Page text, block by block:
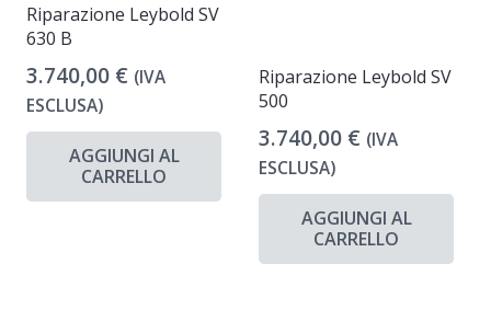
Riparazione Leybold SV
630 B
3.740,00 € (IVA
ESCLUSA)
AGGIUNGI AL
CARRELLO
Riparazione Leybold SV
500
3.740,00 € (IVA
ESCLUSA)
AGGIUNGI AL
CARRELLO